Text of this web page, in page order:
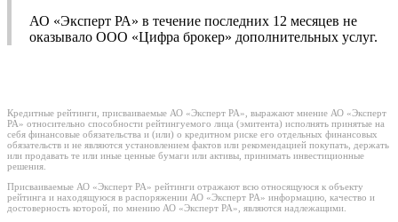
АО «Эксперт РА» в течение последних 12 месяцев не
оказывало ООО «Цифра брокер» дополнительных услуг.
Кредитные рейтинги, присваиваемые АО «Эксперт РА», выражают мнение АО «Эксперт
РА» относительно способности рейтингуемого лица (эмитента) исполнять принятые на
себя финансовые обязательства и (или) о кредитном риске его отдельных финансовых
обязательств и не являются установлением фактов или рекомендацией покупать, держать
или продавать те или иные ценные бумаги или активы, принимать инвестиционные
решения.
Присваиваемые АО «Эксперт РА» рейтинги отражают всю относящуюся к объекту
рейтинга и находящуюся в распоряжении АО «Эксперт РА» информацию, качество и
достоверность которой, по мнению АО «Эксперт РА», являются надлежащими.